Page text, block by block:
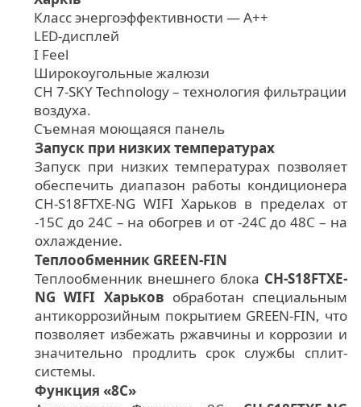
Класс энергоэффективности — А++
LED-дисплей
I Feel
Широкоугольные жалюзи
CH 7-SKY Technology – технология фильтрации
воздуха.
Съемная моющаяся панель
Запуск при низких температурах
Запуск при низких температурах позволяет
обеспечить диапазон работы кондиционера
CH-S18FTXE-NG WIFI Харьков в пределах от
-15С до 24С – на обогрев и от -24С до 48С – на
охлаждение.
Теплообменник GREEN-FIN
Теплообменник внешнего блока CH-S18FTXE-
NG WIFI Харьков обработан специальным
антикоррозийным покрытием GREEN-FIN, что
позволяет избежать ржавчины и коррозии и
значительно продлить срок службы сплит-
системы.
Функция «8С»